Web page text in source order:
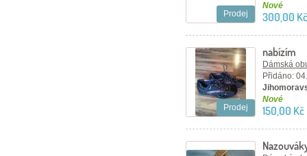
Prodej
Nové
300,00 Kč
Prodej
nabízím
Dámská
Přidáno:
Nové
150,00 Kč